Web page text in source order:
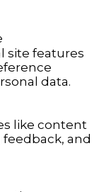
site features
data.
like content
and